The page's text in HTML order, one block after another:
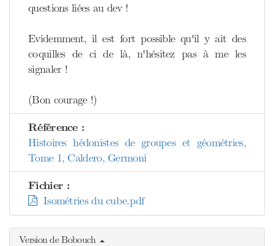
questions liées au dev !
Evidemment, il est fort possible qu'il y ait des
coquilles de ci de là, n'hésitez pas à me les
signaler !
(Bon courage !)
Référence :
Histoires hédonistes de groupes et géométries,
Tome 1, Caldero, Germoni
Fichier :
Isométries du cube.pdf
Version de Bobouch